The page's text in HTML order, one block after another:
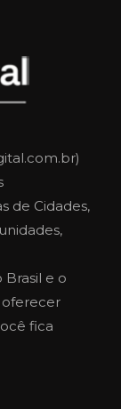
de Cidades,
e o
oferecer
fica